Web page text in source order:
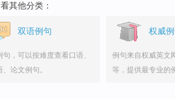
其他分类：
双语例句
句，可以按难度查看口语、
、论文例句。
权威
例句来自权威英文
等，提供最专业的